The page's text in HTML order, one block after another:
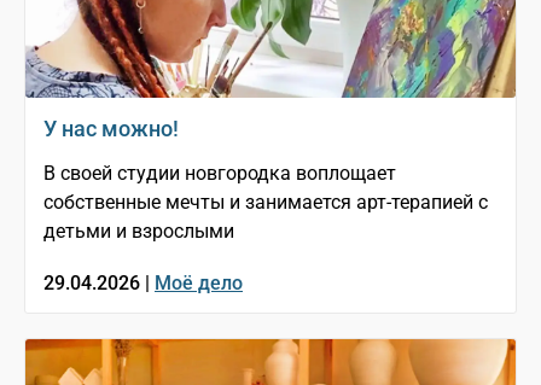
У нас можно!
В своей студии новгородка воплощает
собственные мечты и занимается арт-терапией с
детьми и взрослыми
29.04.2026 | Моё дело